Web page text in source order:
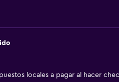
locales a pagar al hacer